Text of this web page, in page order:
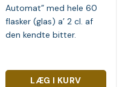
Automat” med hele 60
flasker (glas) a’ 2 cl. af
den kendte bitter.
LÆG I KURV